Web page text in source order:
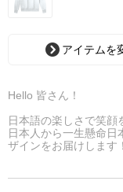
アイテムを
Hello 皆さん！
日本語の楽しさで笑顔
日本人から一生懸命
ザインをお届けします！
皆で日本語わからん実